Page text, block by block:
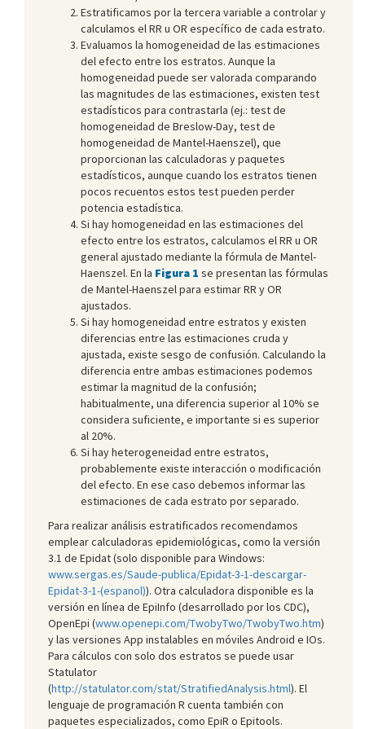
Estratificamos por la tercera variable a controlar y
calculamos el RR u OR específico de cada estrato.
Evaluamos la homogeneidad de las estimaciones
del efecto entre los estratos. Aunque la
homogeneidad puede ser valorada comparando
las magnitudes de las estimaciones, existen test
estadísticos para contrastarla (ej.: test de
homogeneidad de Breslow-Day, test de
homogeneidad de Mantel-Haenszel), que
proporcionan las calculadoras y paquetes
estadísticos, aunque cuando los estratos tienen
pocos recuentos estos test pueden perder
potencia estadística.
Si hay homogeneidad en las estimaciones del
efecto entre los estratos, calculamos el RR u OR
general ajustado mediante la fórmula de Mantel-
Haenszel. En la Figura 1 se presentan las fórmulas
de Mantel-Haenszel para estimar RR y OR
ajustados.
Si hay homogeneidad entre estratos y existen
diferencias entre las estimaciones cruda y
ajustada, existe sesgo de confusión. Calculando la
diferencia entre ambas estimaciones podemos
estimar la magnitud de la confusión;
habitualmente, una diferencia superior al 10% se
considera suficiente, e importante si es superior
al 20%.
Si hay heterogeneidad entre estratos,
probablemente existe interacción o modificación
del efecto. En ese caso debemos informar las
estimaciones de cada estrato por separado.
Para realizar análisis estratificados recomendamos
emplear calculadoras epidemiológicas, como la versión
3.1 de Epidat (solo disponible para Windows:
www.sergas.es/Saude-publica/Epidat-3-1-descargar-
Epidat-3-1-(espanol)). Otra calculadora disponible es la
versión en línea de EpiInfo (desarrollado por los CDC),
OpenEpi (www.openepi.com/TwobyTwo/TwobyTwo.htm)
y las versiones App instalables en móviles Android e IOs.
Para cálculos con solo dos estratos se puede usar
Statulator
(http://statulator.com/stat/StratifiedAnalysis.html). El
lenguaje de programación R cuenta también con
paquetes especializados, como EpiR o Epitools.